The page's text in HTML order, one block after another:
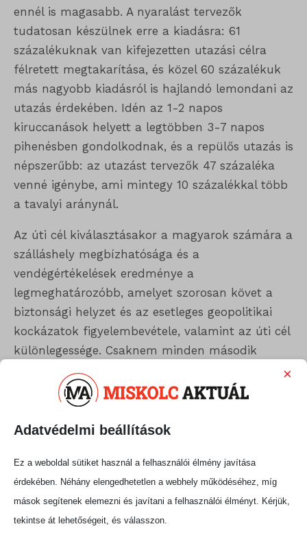
ennél is magasabb. A nyaralást tervezők
tudatosan készülnek erre a kiadásra: 61
százalékuknak van kifejezetten utazási célra
félretett megtakarítása, és közel 60 százalékuk
más nagyobb kiadásról is hajlandó lemondani az
utazás érdekében. Idén az 1-2 napos
kiruccanások helyett a legtöbben 3-7 napos
pihenésben gondolkodnak, és a repülős utazás is
népszerűbb: az utazást tervezők 47 százaléka
venné igénybe, ami mintegy 10 százalékkal több
a tavalyi aránynál.
Az úti cél kiválasztásakor a magyarok számára a
szálláshely megbízhatósága és a
vendégértékelések eredménye a
legmeghatározóbb, amelyet szorosan követ a
biztonsági helyzet és az esetleges geopolitikai
kockázatok figyelembevétele, valamint az úti cél
különlegessége. Csaknem minden második
számít. A geopolitikai kockázatokat
konkretizálva a kutatás rámutat, hogy az iráni
háborús helyzet a megkérdezettek 26
minden tizedik válaszadónak pedig jelentős
mértékben.
A biztosítási tudatosság erősen
Adatvédelmi beállítások
×
Ez a weboldal sütiket használ a felhasználói élmény javítása
érdekében. Néhány elengedhetetlen a webhely működéséhez, míg
mások segítenek elemezni és javítani a felhasználói élményt. Kérjük,
tekintse át lehetőségeit, és válasszon.